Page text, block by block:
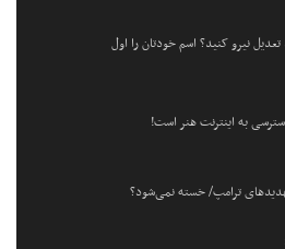
نیرو کنید؟ اسم خودتان را اول
به اینترنت هنر است!
ترامپ/ خسته نمی‌شود؟